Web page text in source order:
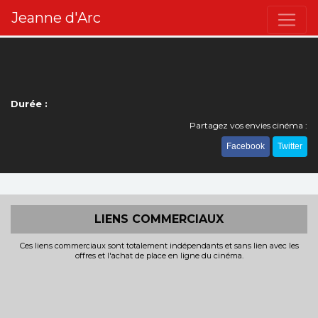
Jeanne d'Arc
Durée :
Partagez vos envies cinéma :
Facebook Twitter
LIENS COMMERCIAUX
Ces liens commerciaux sont totalement indépendants et sans lien avec les
offres et l'achat de place en ligne du cinéma.